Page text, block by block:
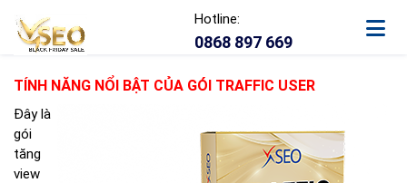
Hotline:
0868 897 669
TÍNH NĂNG NỔI BẬT CỦA GÓI TRAFFIC USER
Đây là
gói
tăng
view